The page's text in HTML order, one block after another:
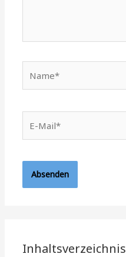
Mail*
Inhaltsverzeichnis